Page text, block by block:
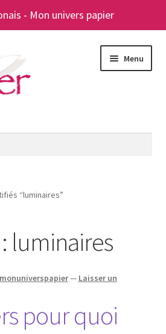
- Mon univers papier
Menu
le
“luminaires”
luminaires
monuniverspapier— Laisser un
pour quoi